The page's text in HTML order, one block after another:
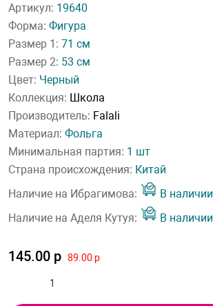
Артикул: 19640
Форма: Фигура
Размер 1: 71 см
Размер 2: 53 см
Цвет: Черный
Коллекция: Школа
Производитель: Falali
Материал: Фольга
Минимальная партия: 1 шт
Страна происхождения: Китай
Наличие на Ибрагимова:
В наличии
Наличие на Аделя Кутуя:
В наличии
145.00 р 89.00 р